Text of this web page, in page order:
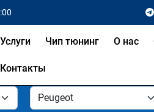
Услуги Чип тюнинг О нас
Контакты